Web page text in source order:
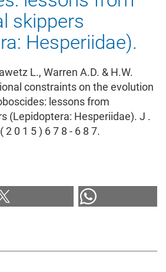
skippers
Hesperiidae).
L., Warren A.D. & H.W.
constraints on the evolution
lessons from
(Lepidoptera: Hesperiidae). J .
2 0 1 5 ) 6 7 8 - 6 8 7.